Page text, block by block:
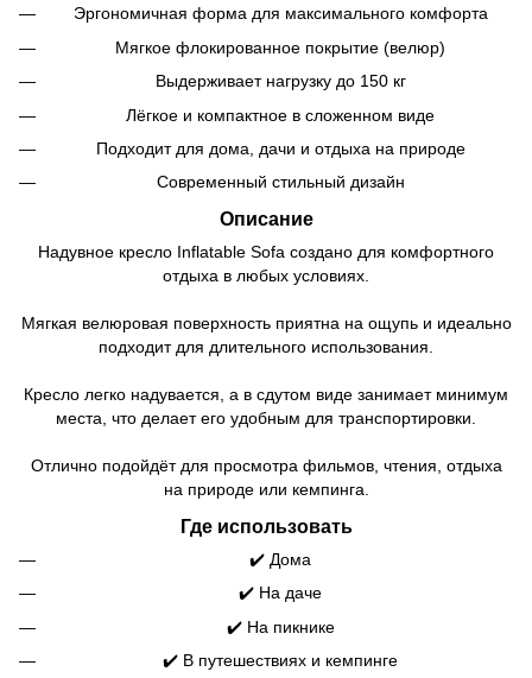
Эргономичная форма для максимального комфорта
Мягкое флокированное покрытие (велюр)
Выдерживает нагрузку до 150 кг
Лёгкое и компактное в сложенном виде
Подходит для дома, дачи и отдыха на природе
Современный стильный дизайн
Описание
Надувное кресло Inflatable Sofa создано для комфортного
отдыха в любых условиях.
Мягкая велюровая поверхность приятна на ощупь и идеально
подходит для длительного использования.
Кресло легко надувается, а в сдутом виде занимает минимум
места, что делает его удобным для транспортировки.
Отлично подойдёт для просмотра фильмов, чтения, отдыха
на природе или кемпинга.
Где использовать
✔️ Дома
✔️ На даче
✔️ На пикнике
✔️ В путешествиях и кемпинге